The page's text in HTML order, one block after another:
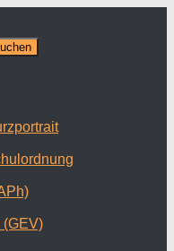
(GEV)